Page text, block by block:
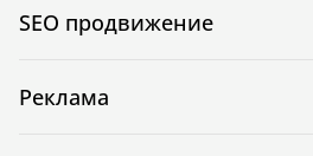
SEO продвижение
Реклама